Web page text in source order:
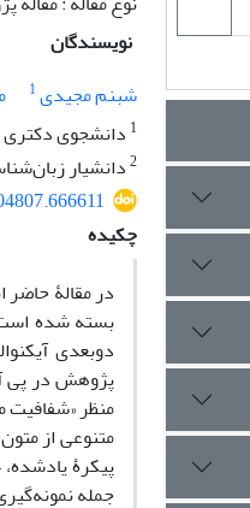
نویسندگان
شبنم مجیدی1
1 دانشجوی دکتری
2دانشیار
چکیده
در مقالۀ
بسته شده
پژوهش در پی
منظر «شفافیت
متنوعی از